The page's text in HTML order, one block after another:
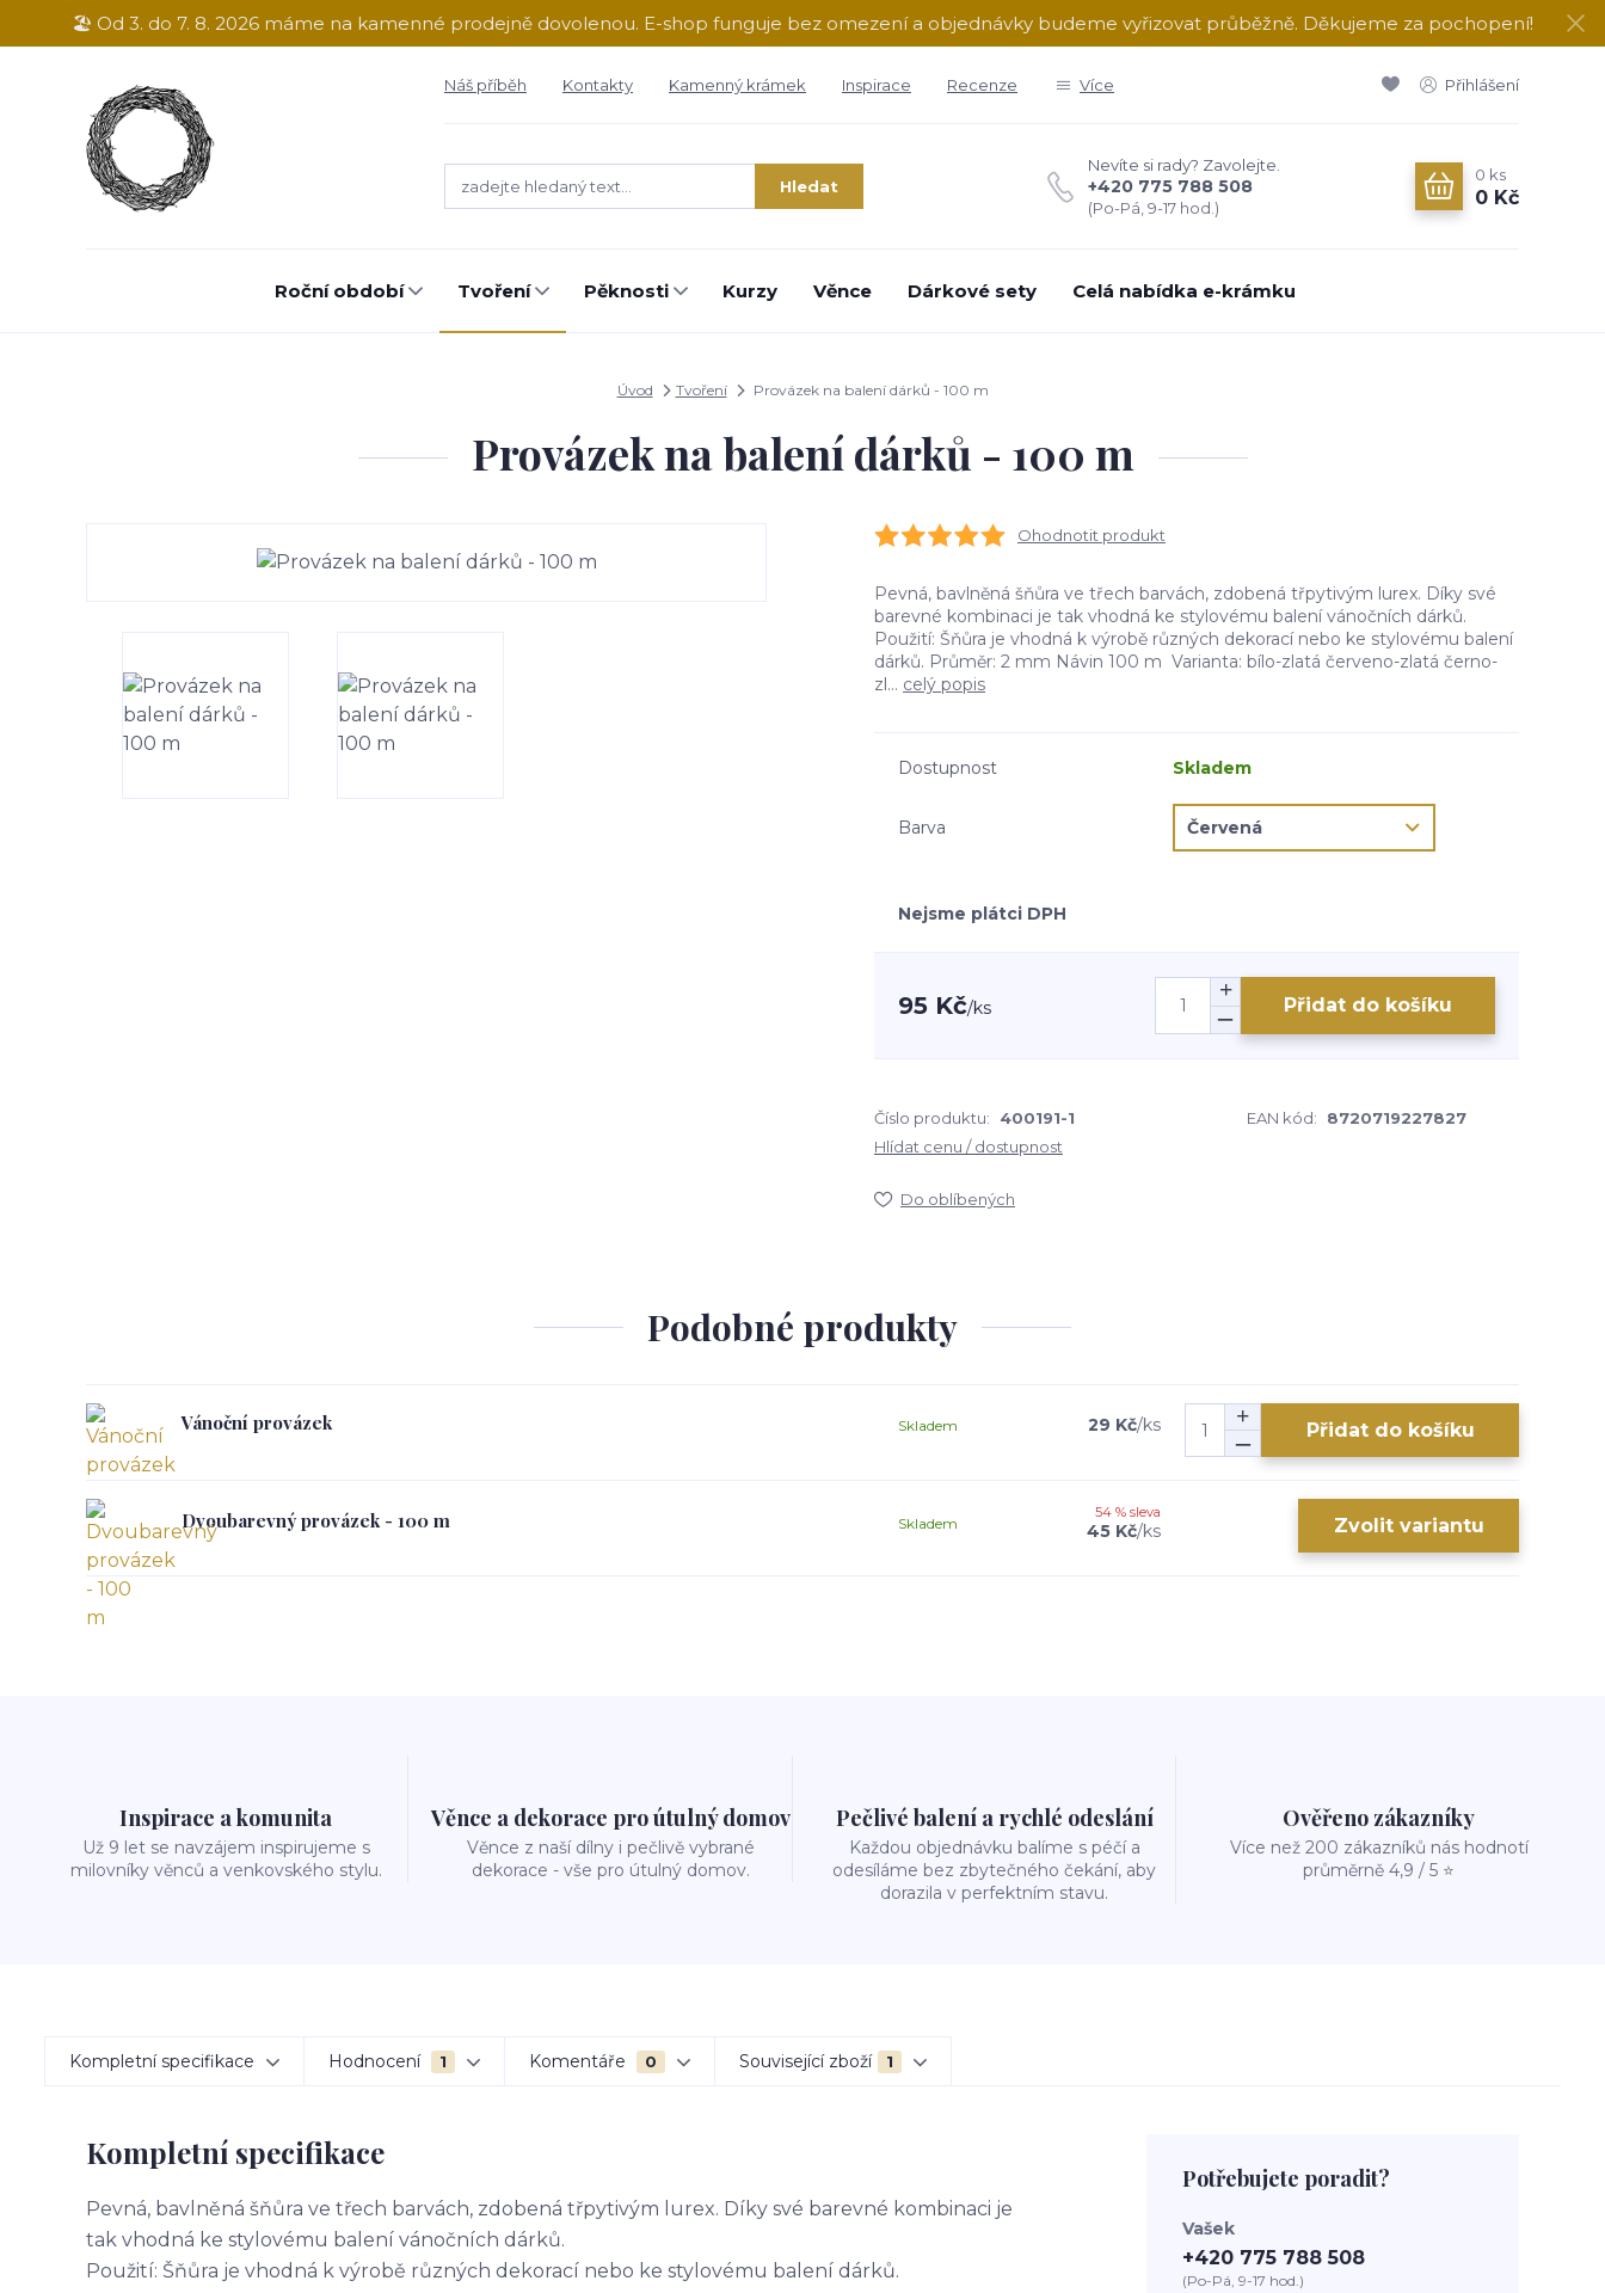
🏖️ Od 3. do 7. 8. 2026 máme na kamenné prodejně dovolenou. E-shop funguje bez omezení a objednávky budeme vyřizovat průběžně. Děkujeme za pochopení!
Náš příběh Kontakty Kamenný krámek Inspirace Recenze Více Přihlášení
Hledat
Nevíte si rady? Zavolejte.
+420 775 788 508
(Po-Pá, 9-17 hod.)
0 ks
0 Kč
Roční období Tvoření Pěknosti Kurzy Věnce Dárkové sety Celá nabídka e-krámku
Úvod Tvoření Provázek na balení dárků - 100 m
Provázek na balení dárků - 100 m
Ohodnotit produkt
Pevná, bavlněná šňůra ve třech barvách, zdobená třpytivým lurex. Díky své
barevné kombinaci je tak vhodná ke stylovému balení vánočních dárků.
Použití: Šňůra je vhodná k výrobě různých dekorací nebo ke stylovému balení
dárků. Průměr: 2 mm Návin 100 m Varianta: bílo-zlatá červeno-zlatá černo-
zl... celý popis
Dostupnost Skladem
Barva
Nejsme plátci DPH
95 Kč/ks Přidat do košíku
Číslo produktu: 400191-1 EAN kód:
8720719227827
Hlídat cenu / dostupnost
Do oblíbených
Podobné produkty
Vánoční provázek 29 Kč/ks
Skladem Přidat do košíku
Dvoubarevný provázek - 100 m 54 % sleva
45 Kč/ks
Skladem Zvolit variantu
Inspirace a komunita
Už 9 let se navzájem inspirujeme s
milovníky věnců a venkovského stylu.
Věnce a dekorace pro útulný domov
Věnce z naší dílny i pečlivě vybrané
dekorace - vše pro útulný domov.
Pečlivé balení a rychlé odeslání
Každou objednávku balíme s péčí a
odesíláme bez zbytečného čekání, aby
dorazila v perfektním stavu.
Ověřeno zákazníky
Více než 200 zákazníků nás hodnotí
průměrně 4,9 / 5 ⭐
Kompletní specifikace Hodnocení 1 Komentáře 0 Související zboží 1
Kompletní specifikace
Pevná, bavlněná šňůra ve třech barvách, zdobená třpytivým lurex. Díky své barevné kombinaci je
tak vhodná ke stylovému balení vánočních dárků.
Použití: Šňůra je vhodná k výrobě různých dekorací nebo ke stylovému balení dárků.
Potřebujete poradit?
Vašek
+420 775 788 508
(Po-Pá, 9-17 hod.)